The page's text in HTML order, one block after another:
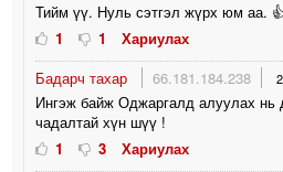
Тийм үү. Нуль сэтгэл жүрх юм аа.
1
1
Хариулах
Бадарч тахар
66.181.184.238
Ингэж байж Оджаргалд алуулах нь
чадалтай хүн шүү !
1
3
Хариулах